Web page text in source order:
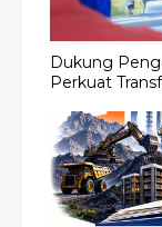
Dukung
Perkuat